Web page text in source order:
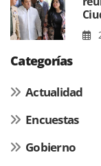
Categorías
Actualidad
Encuestas
Gobierno